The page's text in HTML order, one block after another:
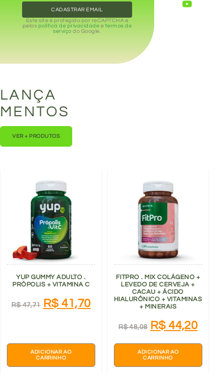
CADASTRAR EMAIL
Este site é protegido por reCAPTCHA e
pelas política de privacidade e termos de
serviço do Google.
LANÇA
MENTOS
VER + PRODUTOS
YUP GUMMY ADULTO .
PRÓPOLIS + VITAMINA C
R$47,71 R$41,70
ADICIONAR AO
CARRINHO
FITPRO . MIX COLÁGENO +
LEVEDO DE CERVEJA +
CACAU + ÁCIDO
HIALURÔNICO + VITAMINAS
+ MINERAIS
R$48,08 R$44,20
ADICIONAR AO
CARRINHO